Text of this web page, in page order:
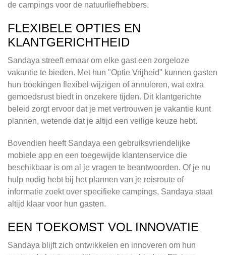
de campings voor de natuurliefhebbers.
FLEXIBELE OPTIES EN
KLANTGERICHTHEID
Sandaya streeft ernaar om elke gast een zorgeloze
vakantie te bieden. Met hun "Optie Vrijheid" kunnen gasten
hun boekingen flexibel wijzigen of annuleren, wat extra
gemoedsrust biedt in onzekere tijden. Dit klantgerichte
beleid zorgt ervoor dat je met vertrouwen je vakantie kunt
plannen, wetende dat je altijd een veilige keuze hebt.
Bovendien heeft Sandaya een gebruiksvriendelijke
mobiele app en een toegewijde klantenservice die
beschikbaar is om al je vragen te beantwoorden. Of je nu
hulp nodig hebt bij het plannen van je reisroute of
informatie zoekt over specifieke campings, Sandaya staat
altijd klaar voor hun gasten.
EEN TOEKOMST VOL INNOVATIE
Sandaya blijft zich ontwikkelen en innoveren om hun